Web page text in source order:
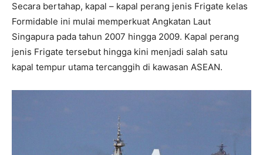
Secara bertahap, kapal – kapal perang jenis Frigate kelas
Formidable ini mulai memperkuat Angkatan Laut
Singapura pada tahun 2007 hingga 2009. Kapal perang
jenis Frigate tersebut hingga kini menjadi salah satu
kapal tempur utama tercanggih di kawasan ASEAN.